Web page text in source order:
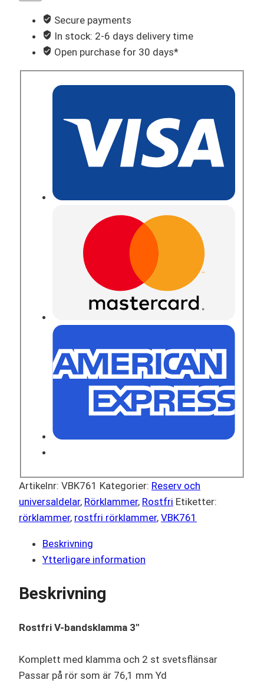
Secure payments
In stock: 2-6 days delivery time
Open purchase for 30 days*
Artikelnr: VBK761 Kategorier: Reserv och
universaldelar, Rörklammer, Rostfri Etiketter:
rörklammer, rostfri rörklammer, VBK761
Beskrivning
Ytterligare information
Beskrivning
Rostfri V-bandsklamma 3″
Komplett med klamma och 2 st svetsflänsar
Passar på rör som är 76,1 mm Yd